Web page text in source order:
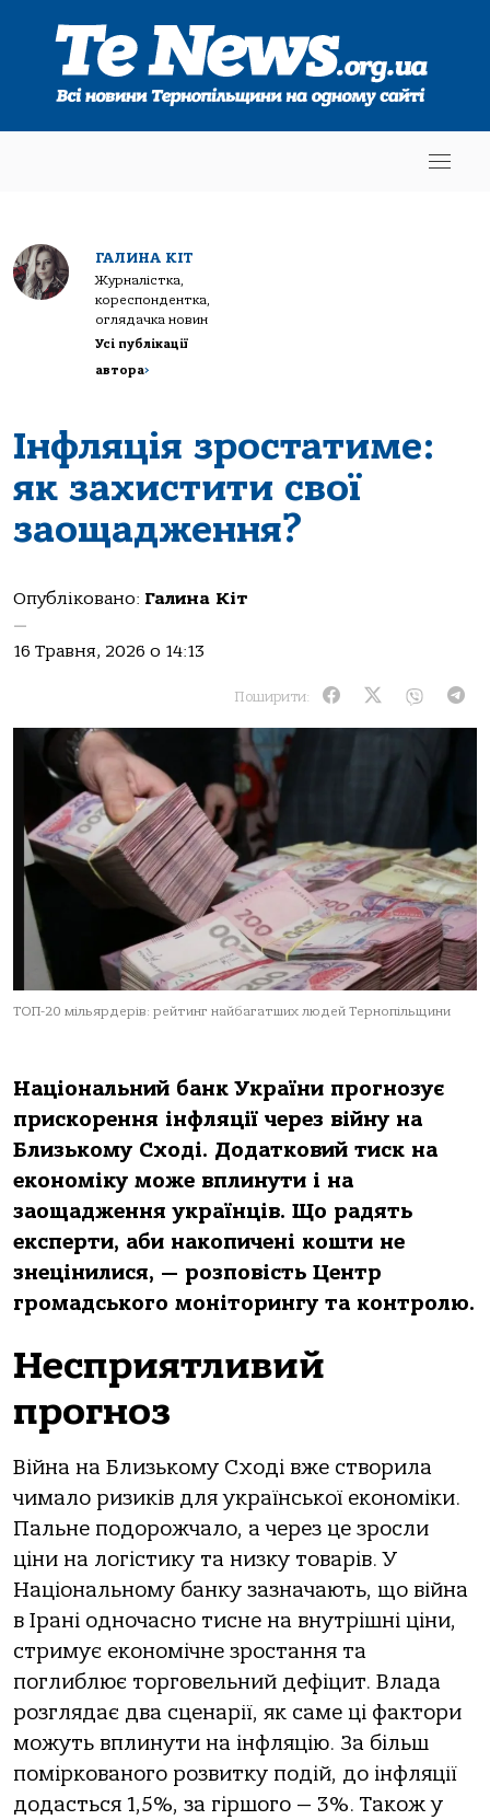
ГАЛИНА КІТ
Журналістка,
кореспондентка,
оглядачка новин
Усі публікації
автора>
Інфляція зростатиме:
як захистити свої
заощадження?
Опубліковано: Галина Кіт
—
16 Травня, 2026 о 14:13
Поширити:
ТОП-20 мільярдерів: рейтинг найбагатших людей Тернопільщини
Національний банк України прогнозує
прискорення інфляції через війну на
Близькому Сході. Додатковий тиск на
економіку може вплинути і на
заощадження українців. Що радять
експерти, аби накопичені кошти не
знецінилися, — розповість Центр
громадського моніторингу та контролю.
Несприятливий
прогноз
Війна на Близькому Сході вже створила
чимало ризиків для української економіки.
Пальне подорожчало, а через це зросли
ціни на логістику та низку товарів. У
Національному банку зазначають, що війна
в Ірані одночасно тисне на внутрішні ціни,
стримує економічне зростання та
поглиблює торговельний дефіцит. Влада
розглядає два сценарії, як саме ці фактори
можуть вплинути на інфляцію. За більш
поміркованого розвитку подій, до інфляції
додасться 1,5%, за гіршого — 3%. Також у